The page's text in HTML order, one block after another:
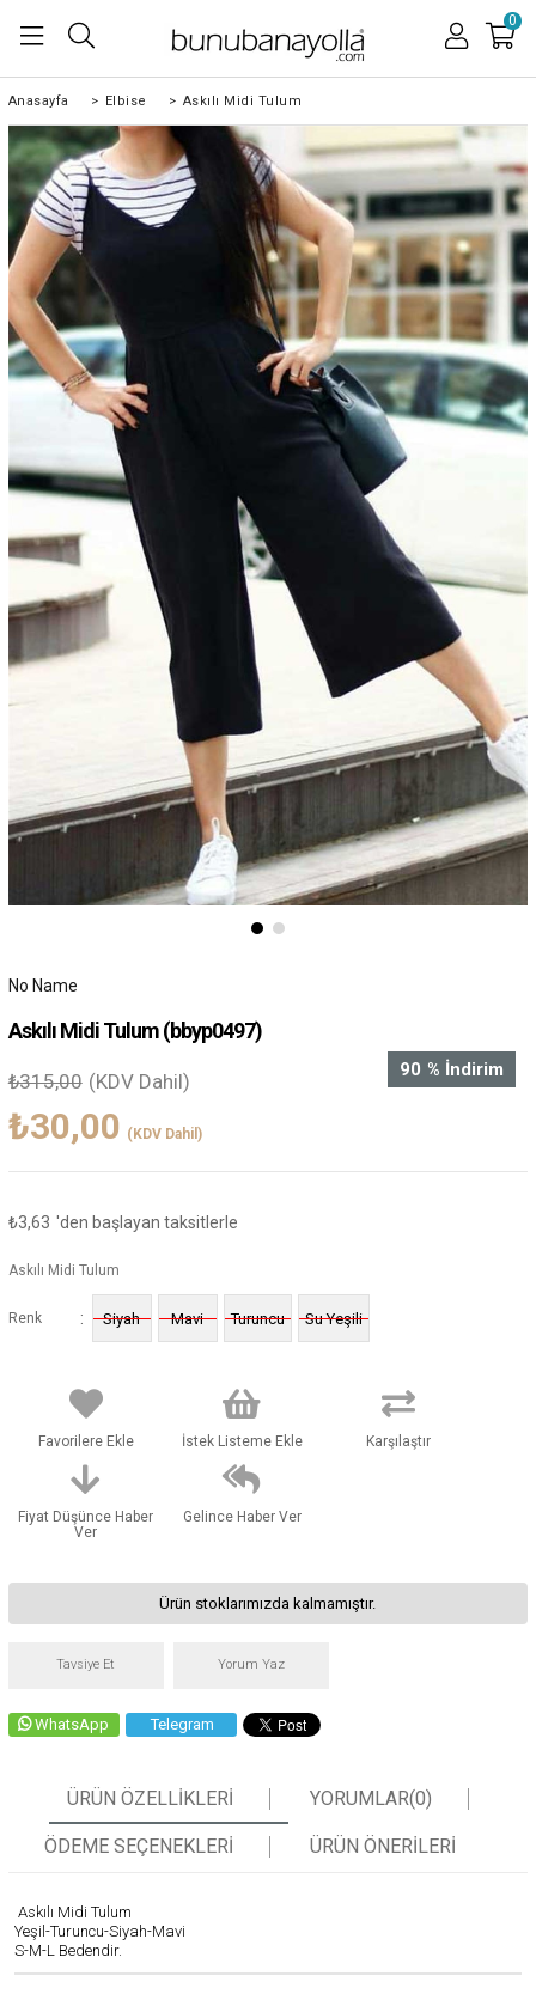
0
Anasayfa > Elbise > Askılı Midi Tulum
No Name
Askılı Midi Tulum(bbyp0497)
%
90 İndirim
₺315,00 (KDV Dahil)
₺30,00 (KDV Dahil)
₺3,63 'den başlayan taksitlerle
Askılı Midi Tulum
Renk : Siyah Mavi Turuncu Su Yeşili
Favorilere Ekle İstek Listeme Ekle Karşılaştır
Fiyat Düşünce Haber
Ver
Gelince Haber Ver
Ürün stoklarımızda kalmamıştır.
Tavsiye Et Yorum Yaz
WhatsApp Telegram
ÜRÜN ÖZELLIKLERI YORUMLAR(0)
ÖDEME SEÇENEKLERI ÜRÜN ÖNERILERI
Askılı Midi Tulum
Yeşil-Turuncu-Siyah-Mavi
S-M-L Bedendir.